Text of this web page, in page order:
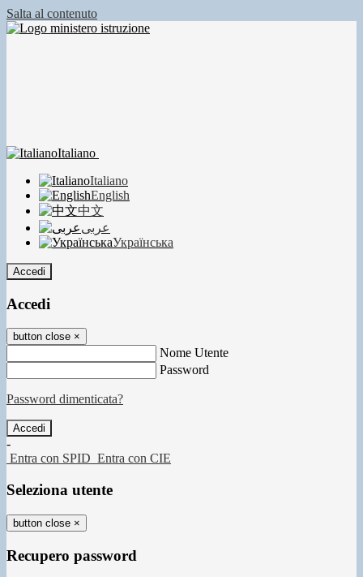
Salta al contenuto
Italiano
Italiano
English
中文
عربى
Українська
Accedi
Accedi
button close ×
Nome Utente
Password
Password dimenticata?
-
Entra con SPID Entra con CIE
Seleziona utente
button close ×
Recupero password